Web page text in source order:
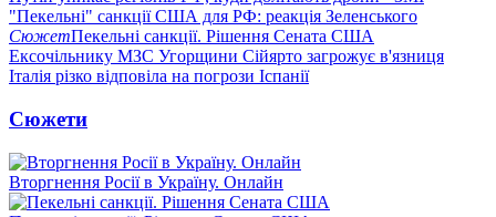
"Пекельні" санкції США для РФ: реакція Зеленського
СюжетПекельні санкції. Рішення Сената США
Ексочільнику МЗС Угорщини Сійярто загрожує в'язниця
Італія різко відповіла на погрози Іспанії
Сюжети
Вторгнення Росії в Україну. Онлайн